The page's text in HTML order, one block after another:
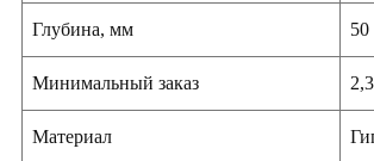
Глубина, мм 50
Минимальный заказ
Материал